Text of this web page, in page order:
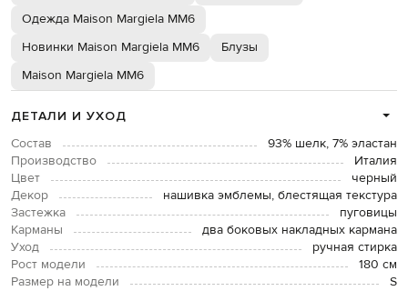
Одежда Maison Margiela MM6
Новинки Maison Margiela MM6
Блузы
Maison Margiela MM6
ДЕТАЛИ И УХОД
Состав
93% шелк, 7% эластан
Производство
Италия
Цвет
черный
Декор
нашивка эмблемы, блестящая текстура
Застежка
пуговицы
Карманы
два боковых накладных кармана
Уход
ручная стирка
Рост модели
180 см
Размер на модели
S